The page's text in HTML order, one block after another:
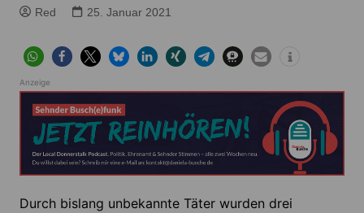
Red 25. Januar 2021
Anzeige
Durch bislang unbekannte Täter wurden drei